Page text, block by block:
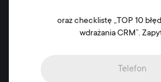
oraz checklistę „TOP 10
wdrażania CRM”.